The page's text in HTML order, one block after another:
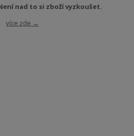
více zde →